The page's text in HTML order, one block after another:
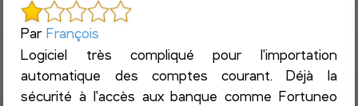
ParFrançois
Logiciel très compliqué pour l'importation
automatique des comptes courant. Déjà la
sécurité à l'accès aux banque comme Fortuneo